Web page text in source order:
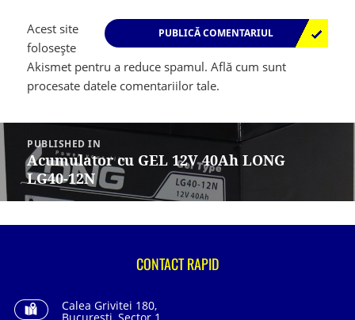
Acest site
folosește
Akismet pentru a reduce spamul.Află cum sunt
procesate datele comentariilor tale.
Navigare
în
articole
PUBLISHED IN
Acumulator cu GEL 12V 40Ah LONG
LG40-12N
CONTACT RAPID
Calea Grivitei 180,